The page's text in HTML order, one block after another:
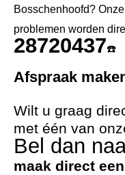
Bosschenhoofd?
problemen worden
28720437☎️
Afspraak
Wilt u graag
met één van
Bel dan
maak direct